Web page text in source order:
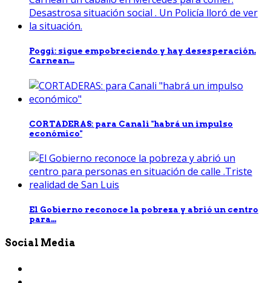
Poggi: sigue empobreciendo y hay desesperación.
Carnean...
CORTADERAS: para Canali "habrá un impulso
económico"
El Gobierno reconoce la pobreza y abrió un centro
para...
Social Media